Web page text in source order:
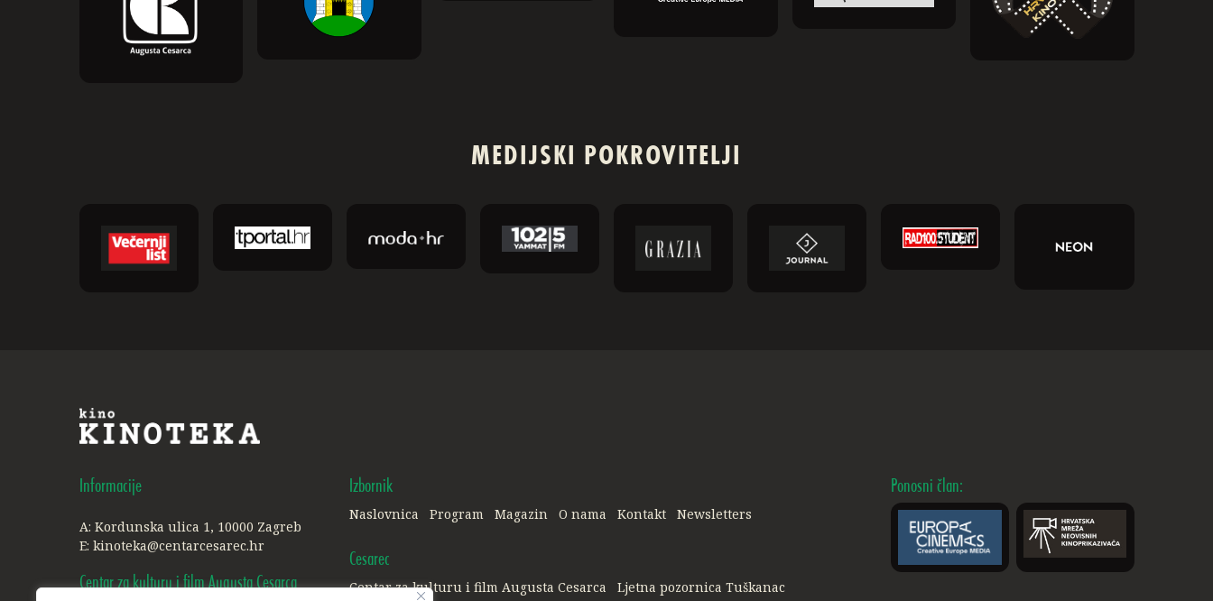
MEDIJSKI POKROVITELJI
Informacije
A: Kordunska ulica 1, 10000 Zagreb
E: kinoteka@centarcesarec.hr
Centar za kulturu i film Augusta Cesarca
Izbornik
Naslovnica Program Magazin O nama Kontakt Newsletters
Cesarec
Centar za kulturu i film Augusta Cesarca Ljetna pozornica Tuškanac
Ponosni član: